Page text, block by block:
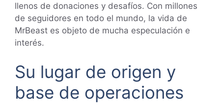
llenos de donaciones y desafíos. Con millones
de seguidores en todo el mundo, la vida de
MrBeast es objeto de mucha especulación e
interés.
Su lugar de origen y
base de operaciones